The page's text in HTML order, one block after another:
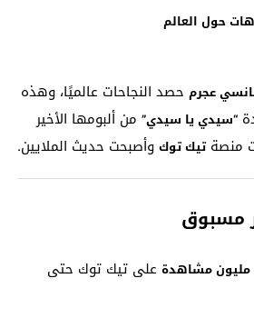
حول العالم
عجرمحصد النجاحات عالميًا، وهذه
“سيدي يا سيدي”من ألبومها الأخير
منصة تيك توكوأصبحت حديث الملايين.
مسبوق
على تيك توك حتى